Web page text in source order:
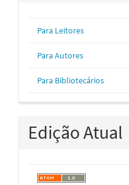
Para Leitores
Para Autores
Para Bibliotecários
Edição Atual